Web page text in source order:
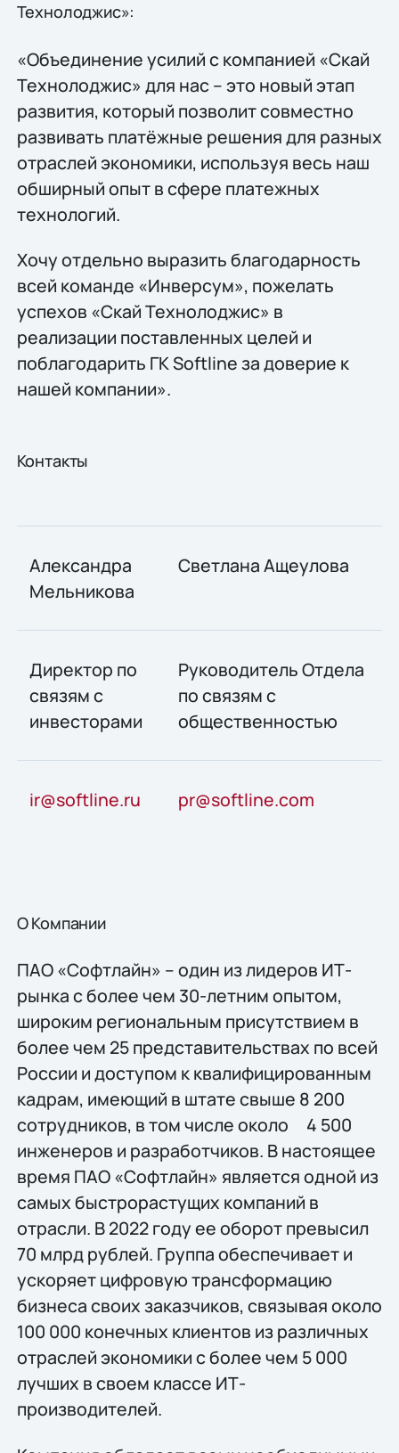
Технолоджис»:
«Объединение усилий с компанией «Скай
Технолоджис» для нас – это новый этап
развития, который позволит совместно
развивать платёжные решения для разных
отраслей экономики, используя весь наш
обширный опыт в сфере платежных
технологий.
Хочу отдельно выразить благодарность
всей команде «Инверсум», пожелать
успехов «Скай Технолоджис» в
реализации поставленных целей и
поблагодарить ГК Softline за доверие к
нашей компании».
Контакты
Александра
Мельникова
Светлана Ащеулова
Директор по
связям с
инвесторами
Руководитель Отдела
по связям с
общественностью
ir@softline.ru pr@softline.com
О Компании
ПАО «Софтлайн» – один из лидеров ИТ-
рынка с более чем 30-летним опытом,
широким региональным присутствием в
более чем 25 представительствах по всей
России и доступом к квалифицированным
кадрам, имеющий в штате свыше 8 200
сотрудников, в том числе около 4 500
инженеров и разработчиков. В настоящее
время ПАО «Софтлайн» является одной из
самых быстрорастущих компаний в
отрасли. В 2022 году ее оборот превысил
70 млрд рублей. Группа обеспечивает и
ускоряет цифровую трансформацию
бизнеса своих заказчиков, связывая около
100 000 конечных клиентов из различных
отраслей экономики с более чем 5 000
лучших в своем классе ИТ-
производителей.